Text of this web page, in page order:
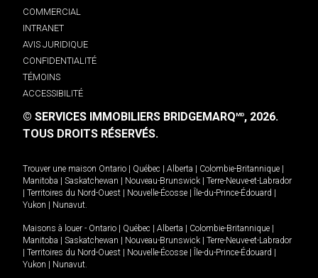
COMMERCIAL
INTRANET
AVIS JURIDIQUE
CONFIDENTIALITÉ
TÉMOINS
ACCESSIBILITÉ
© SERVICES IMMOBILIERS BRIDGEMARQMD, 2026.
TOUS DROITS RÉSERVÉS.
Trouver une maison Ontario Québec Alberta Colombie-Britannique
Manitoba
Saskatchewan Nouveau-Brunswick
Terre-Neuve-et-Labrador
Territoires du Nord-Ouest Nouvelle-Écosse Île-du-Prince-Édouard
Yukon
Nunavut.
Maisons à louer - Ontario Québec Alberta Colombie-Britannique
Manitoba
Saskatchewan Nouveau-Brunswick
Terre-Neuve-et-Labrador
Territoires du Nord-Ouest Nouvelle-Écosse Île-du-Prince-Édouard
Yukon
Nunavut.